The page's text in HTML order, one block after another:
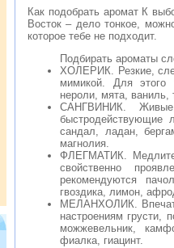
Как подобрать аромат К
Восток – дело тонкое,
которое тебе не подходит.
Подбирать ароматы
ХОЛЕРИК. Резкие,
мимикой. Для этого
нероли, мята, ваниль,
САНГВИНИК.
сандал, ладан,
магнолия.
ФЛЕГМАТИК.
свойственно
рекомендуются
гвоздика, лимон,
МЕЛАНХОЛИК.
настроениям грусти,
можжевельник,
фиалка, гиацинт.